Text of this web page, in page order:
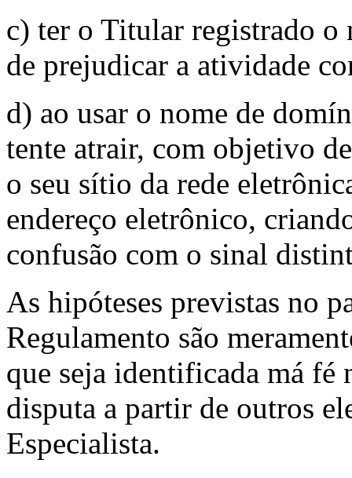
c) ter o Titular registrado
de prejudicar a atividade
d) ao usar o nome de
tente atrair, com objetivo
o seu sítio da rede
endereço eletrônico,
confusão com o sinal
As hipóteses previstas no
Regulamento são
que seja identificada má fé
disputa a partir de outros
Especialista.